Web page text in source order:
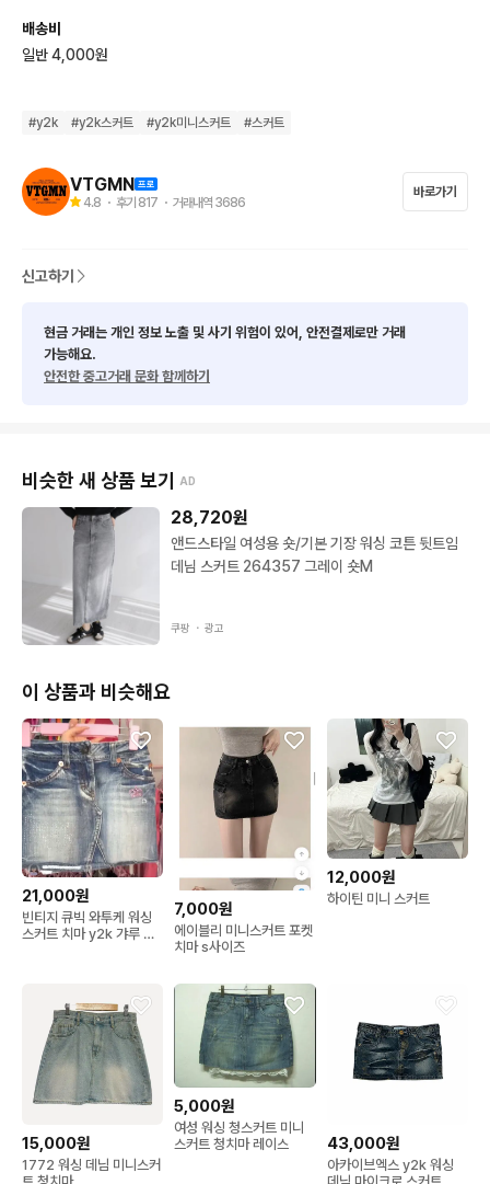
📏 사이즈 안내
• 사이즈는 측정 방식에 따라 1–3cm 오차가 발생할 수 있습니다.
• 빈티지 특성상 표기 사이즈 + 실측 사이즈를 반드시 함께 참고해
• 추가 실측 / 추가 사진 문의는 불가합니다.
⚠️ 상품 컨디션 안내
데미지·오염이 있을 수 있습니다.
• 단순 변심 및 주문 후 취소는 불가합니다.
• 제품에 명백한 하자가 있는 경우,
→ 제품 개봉 영상 + 하자 부분 촬영 사진을 함께 첨부하여
🚚 배송 안내
• 배송비: 4,000원 / 제주·도서산간 7,000원
• 5만원 이상 구매 시 무료배송
• CJ대한통운 기준, 구매 다음날 출고 (주말·공휴일 제외)
🏬 오프라인 스토어 안내
• VTGMN 오프라인 스토어 매일 12:00–22:00 운영
• 120평 규모 / 브랜드·하이엔드·만원존 구성 / 매일 신상 입고
• 피팅룸 완비 — “다양한 상품과 사이즈, 직접 입어보고 구매하는
재미까지!”
• 오프라인 방문 시 더 폭넓은 카테고리와 브랜드를 만나보실 수
있습니다.
.
배송비
일반 4,000원
#y2k #y2k스커트 #y2k미니스커트 #스커트
VTGMN
4.8 ・ 후기 817 ・ 거래내역 3686
바로가기
신고하기
현금 거래는 개인 정보 노출 및 사기 위험이 있어, 안전결제로만 거래
가능해요.
안전한 중고거래 문화 함께하기
비슷한 새 상품 보기 AD
28,720원
앤드스타일 여성용 숏/기본 기장 워싱 코튼 뒷트임
데님 스커트 264357 그레이 숏M
쿠팡 ・ 광고
이 상품과 비슷해요
21,000원
빈티지 큐빅 와투케 워싱
스커트 치마 y2k 갸루 오
7,000원
에이블리 미니스커트 포켓
치마 s사이즈
12,000원
하이틴 미니 스커트
15,000원
1772 워싱 데님 미니스커
5,000원
여성 워싱 청스커트 미니
스커트 청치마 레이스
43,000원
아카이브엑스 y2k 워싱